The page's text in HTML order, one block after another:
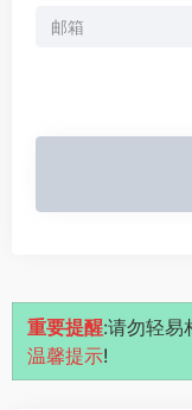
重要提醒:请勿轻易
温馨提示!